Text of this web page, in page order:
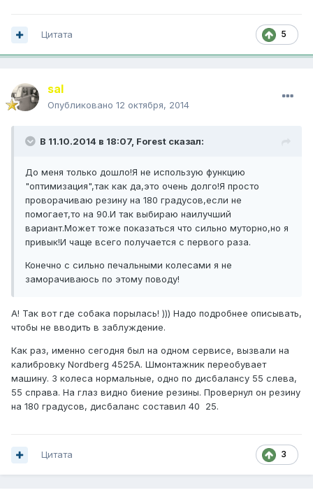
5
Цитата
saI
Опубликовано 12 октября, 2014
В 11.10.2014 в 18:07, Forest сказал:
До меня только дошло!Я не использую функцию
"оптимизация",так как да,это очень долго!Я просто
проворачиваю резину на 180 градусов,если не
помогает,то на 90.И так выбираю наилучший
вариант.Может тоже показаться что сильно муторно,но я
привык!И чаще всего получается с первого раза.
Конечно с сильно печальными колесами я не
заморачиваюсь по этому поводу!
А! Так вот где собака порылась! ))) Надо подробнее описывать,
чтобы не вводить в заблуждение.
Как раз, именно сегодня был на одном сервисе, вызвали на
калибровку Nordberg 4525A. Шмонтажник переобувает
машину. 3 колеса нормальные, одно по дисбалансу 55 слева,
55 справа. На глаз видно биение резины. Провернул он резину
на 180 градусов, дисбаланс составил 40 25.
3
Цитата